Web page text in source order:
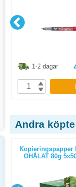
1-2 dagar
Andra
Kopieringspapper
OHÅLAT 80g